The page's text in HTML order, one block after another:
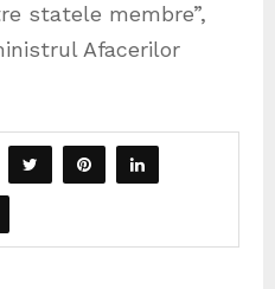
statele membre”,
Afacerilor